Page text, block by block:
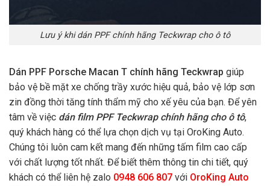
Lưu ý khi dán PPF chính hãng Teckwrap cho ô tô
Dán PPF Porsche Macan T chính hãng Teckwrap giúp
bảo vệ bề mặt xe chống trầy xước hiệu quả, bảo vệ lớp sơn
zin đồng thời tăng tính thẩm mỹ cho xế yêu của bạn. Để yên
tâm về việc dán film PPF Teckwrap chính hãng cho ô tô,
quý khách hàng có thể lựa chọn dịch vụ tại OroKing Auto.
Chúng tôi luôn cam kết mang đến những tấm film cao cấp
với chất lượng tốt nhất. Để biết thêm thông tin chi tiết, quý
khách có thể liên hệ zalo 0948 606 807 với OroKing Auto